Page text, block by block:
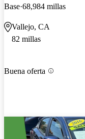
Base 68,984 millas
Vallejo, CA
82 millas
Buena oferta